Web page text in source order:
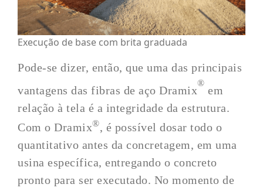
Execução de base com brita graduada
Pode-se dizer, então, que uma das principais
vantagens das fibras de aço Dramix
®
em
relação à tela é a integridade da estrutura.
Com o Dramix®, é possível dosar todo o
quantitativo antes da concretagem, em uma
usina específica, entregando o concreto
pronto para ser executado. No momento de